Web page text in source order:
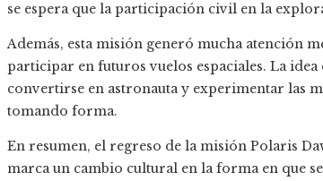
se espera que la participación civil en la
Además, esta misión generó mucha atención
participar en futuros vuelos espaciales. La
convertirse en astronauta y experimentar las
tomando forma.
En resumen, el regreso de la misión Polaris
marca un cambio cultural en la forma en que